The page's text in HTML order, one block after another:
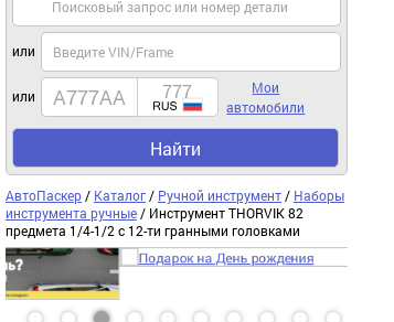
или
или
Мои
автомобили
Найти
АвтоПаскер / Каталог / Ручной инструмент / Наборы
инструмента ручные / Инструмент THORVIK 82
предмета 1/4-1/2 с 12-ти гранными головками